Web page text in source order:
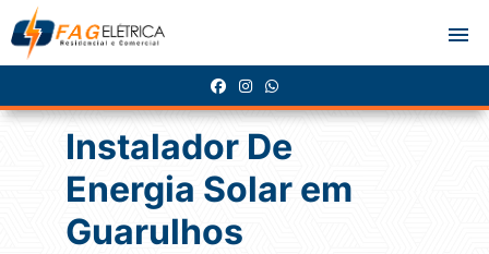
Instalador De
Energia Solar em
Guarulhos